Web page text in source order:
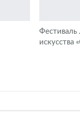
Фестиваль
искусства